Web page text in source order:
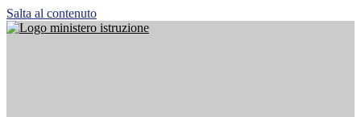
Salta al contenuto